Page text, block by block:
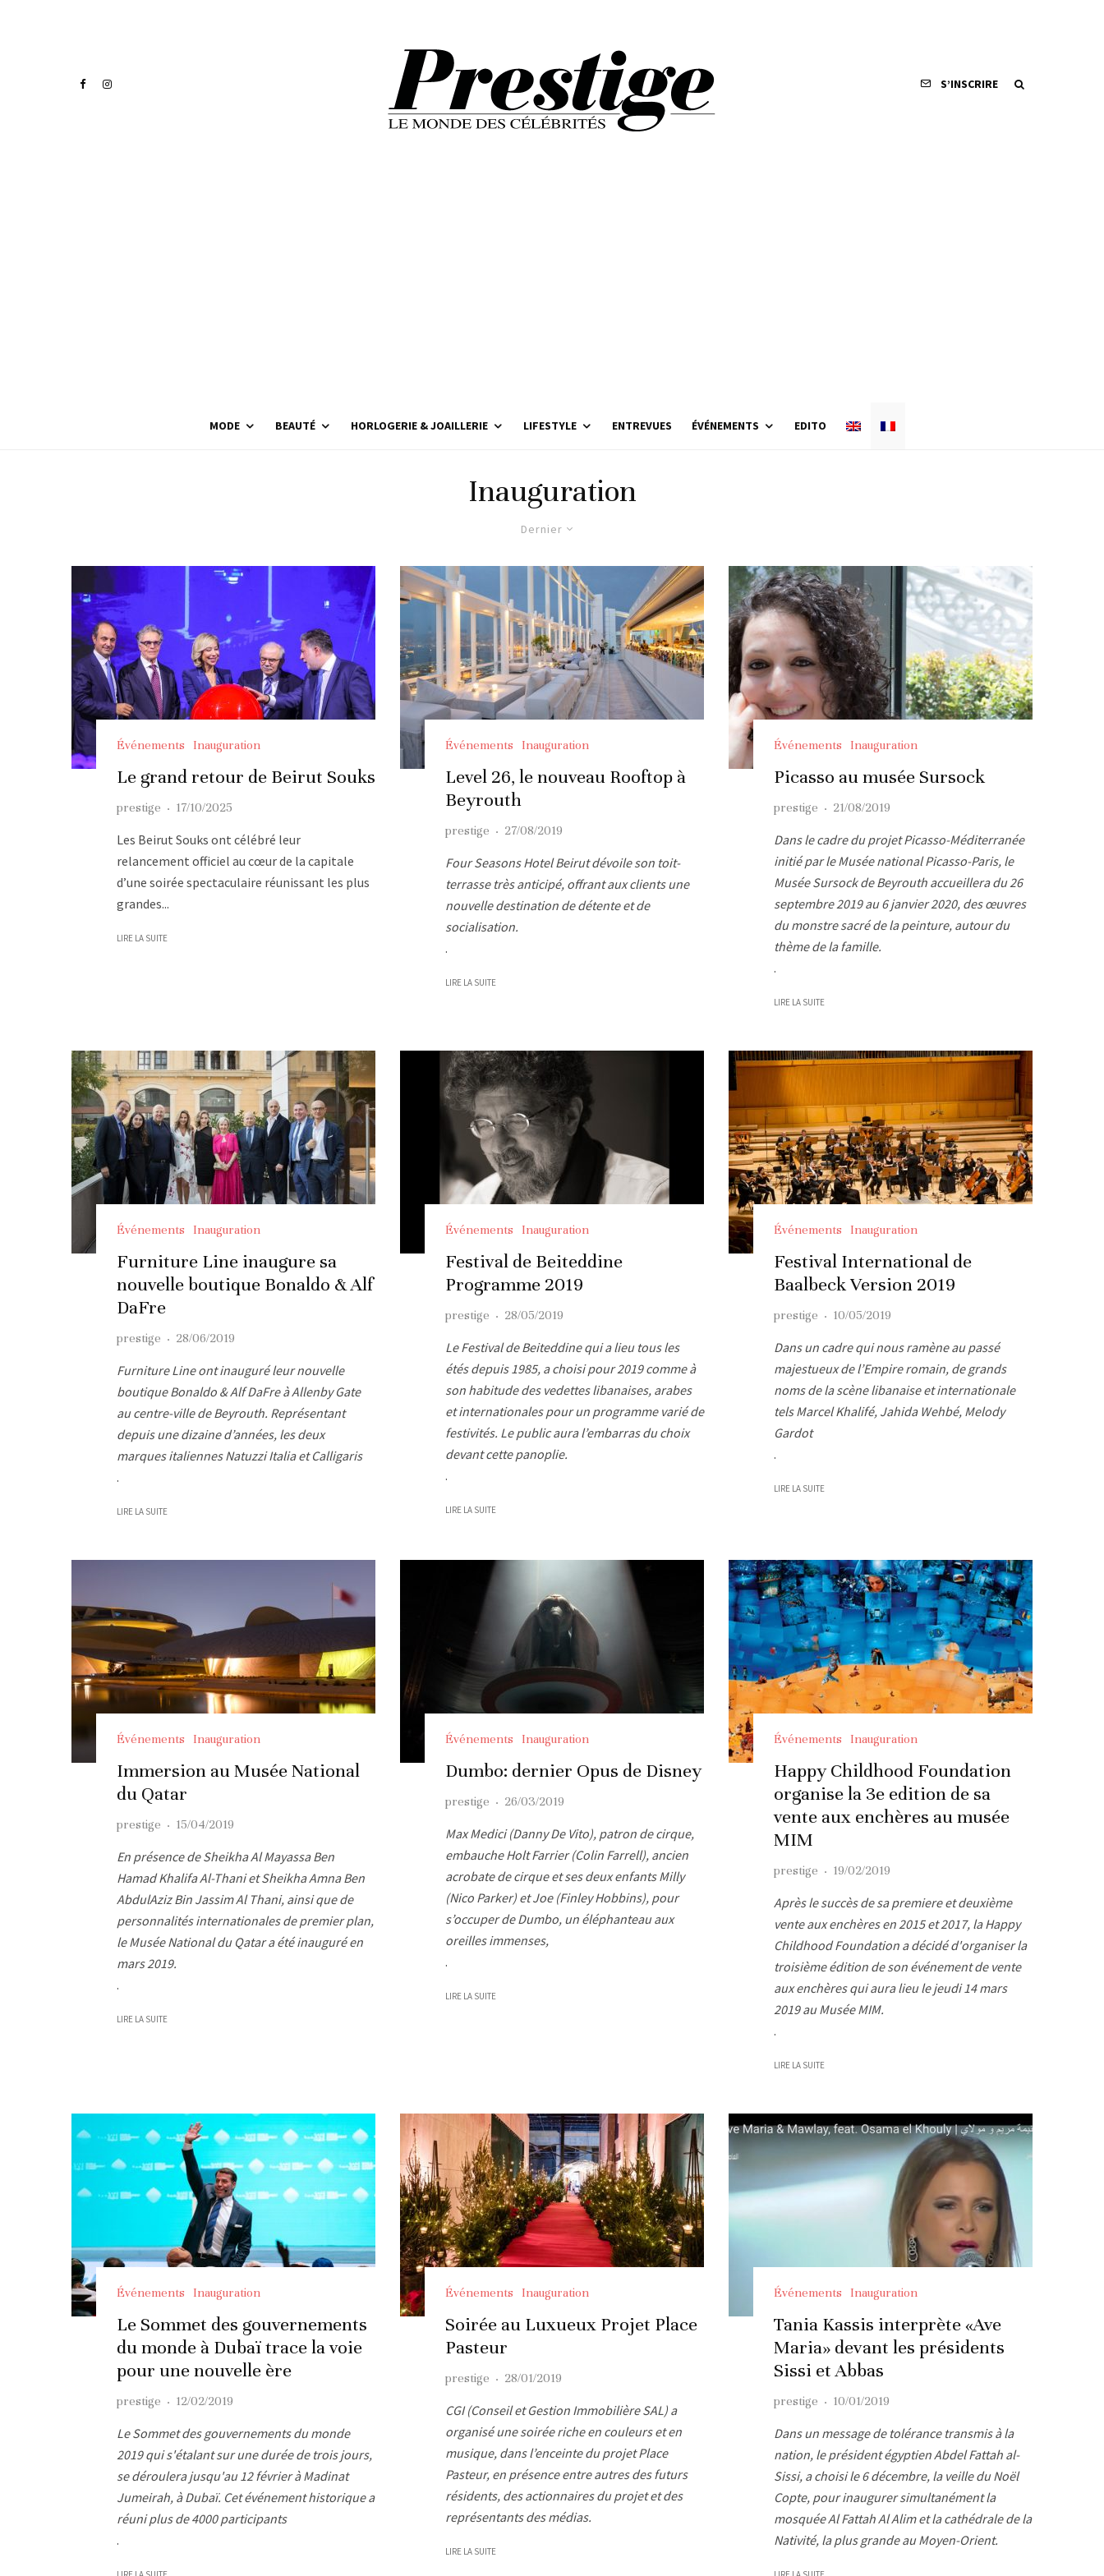
S’INSCRIRE
MODE BEAUTÉ HORLOGERIE & JOAILLERIE LIFESTYLE ENTREVUES ÉVÉNEMENTS EDITO
Inauguration
Dernier
Événements Inauguration
Le grand retour de Beirut Souks
prestige · 17/10/2025
Les Beirut Souks ont célébré leur
relancement officiel au cœur de la capitale
d’une soirée spectaculaire réunissant les plus
grandes...
LIRE LA SUITE
Événements Inauguration
Level 26, le nouveau Rooftop à
Beyrouth
prestige · 27/08/2019
Four Seasons Hotel Beirut dévoile son toit-
terrasse très anticipé, offrant aux clients une
nouvelle destination de détente et de
socialisation.
.
LIRE LA SUITE
Événements Inauguration
Picasso au musée Sursock
prestige · 21/08/2019
Dans le cadre du projet Picasso-Méditerranée
initié par le Musée national Picasso-Paris, le
Musée Sursock de Beyrouth accueillera du 26
septembre 2019 au 6 janvier 2020, des œuvres
du monstre sacré de la peinture, autour du
thème de la famille.
.
LIRE LA SUITE
Événements Inauguration
Furniture Line inaugure sa
nouvelle boutique Bonaldo & Alf
DaFre
prestige · 28/06/2019
Furniture Line ont inauguré leur nouvelle
boutique Bonaldo & Alf DaFre à Allenby Gate
au centre-ville de Beyrouth. Représentant
depuis une dizaine d’années, les deux
marques italiennes Natuzzi Italia et Calligaris
.
LIRE LA SUITE
Événements Inauguration
Festival de Beiteddine
Programme 2019
prestige · 28/05/2019
Le Festival de Beiteddine qui a lieu tous les
étés depuis 1985, a choisi pour 2019 comme à
son habitude des vedettes libanaises, arabes
et internationales pour un programme varié de
festivités. Le public aura l’embarras du choix
devant cette panoplie.
.
LIRE LA SUITE
Événements Inauguration
Festival International de
Baalbeck Version 2019
prestige · 10/05/2019
Dans un cadre qui nous ramène au passé
majestueux de l’Empire romain, de grands
noms de la scène libanaise et internationale
tels Marcel Khalifé, Jahida Wehbé, Melody
Gardot
.
LIRE LA SUITE
Événements Inauguration
Immersion au Musée National
du Qatar
prestige · 15/04/2019
En présence de Sheikha Al Mayassa Ben
Hamad Khalifa Al-Thani et Sheikha Amna Ben
AbdulAziz Bin Jassim Al Thani, ainsi que de
personnalités internationales de premier plan,
le Musée National du Qatar a été inauguré en
mars 2019.
.
LIRE LA SUITE
Événements Inauguration
Dumbo: dernier Opus de Disney
prestige · 26/03/2019
Max Medici (Danny De Vito), patron de cirque,
embauche Holt Farrier (Colin Farrell), ancien
acrobate de cirque et ses deux enfants Milly
(Nico Parker) et Joe (Finley Hobbins), pour
s’occuper de Dumbo, un éléphanteau aux
oreilles immenses,
.
LIRE LA SUITE
Événements Inauguration
Happy Childhood Foundation
organise la 3e edition de sa
vente aux enchères au musée
MIM
prestige · 19/02/2019
Après le succès de sa premiere et deuxième
vente aux enchères en 2015 et 2017, la Happy
Childhood Foundation a décidé d'organiser la
troisième édition de son événement de vente
aux enchères qui aura lieu le jeudi 14 mars
2019 au Musée MIM.
.
LIRE LA SUITE
Événements Inauguration
Le Sommet des gouvernements
du monde à Dubaï trace la voie
pour une nouvelle ère
prestige · 12/02/2019
Le Sommet des gouvernements du monde
2019 qui s'étalant sur une durée de trois jours,
se déroulera jusqu'au 12 février à Madinat
Jumeirah, à Dubaï. Cet événement historique a
réuni plus de 4000 participants
.
Événements Inauguration
Soirée au Luxueux Projet Place
Pasteur
prestige · 28/01/2019
CGI (Conseil et Gestion Immobilière SAL) a
organisé une soirée riche en couleurs et en
musique, dans l’enceinte du projet Place
Pasteur, en présence entre autres des futurs
résidents, des actionnaires du projet et des
représentants des médias.
LIRE LA SUITE
Événements Inauguration
Tania Kassis interprète «Ave
Maria» devant les présidents
Sissi et Abbas
prestige · 10/01/2019
Dans un message de tolérance transmis à la
nation, le président égyptien Abdel Fattah al-
Sissi, a choisi le 6 décembre, la veille du Noël
Copte, pour inaugurer simultanément la
mosquée Al Fattah Al Alim et la cathédrale de la
Nativité, la plus grande au Moyen-Orient.